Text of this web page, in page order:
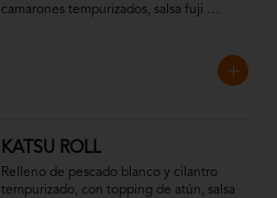
camarones tempurizados, salsa fuji
KATSU ROLL
Relleno de pescado blanco y cilantro
tempurizado, con topping de atún, salsa